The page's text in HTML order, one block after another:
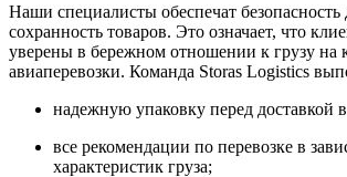
Наши специалисты обеспечат безопасность
сохранность товаров. Это означает, что
уверены в бережном отношении к грузу на
авиаперевозки. Команда Storas Logistics
надежную упаковку перед доставкой
все рекомендации по перевозке в
характеристик груза;